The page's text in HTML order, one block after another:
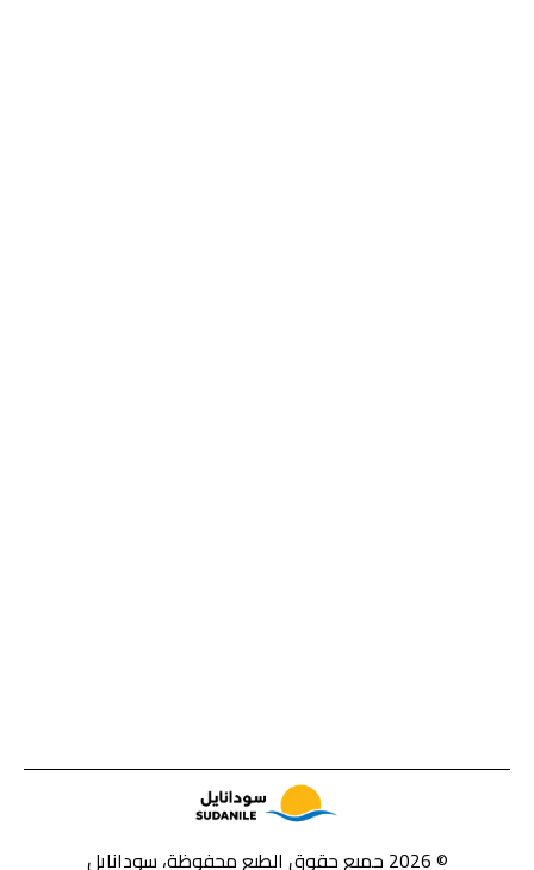
© 2026 جميع حقوق الطبع محفوظة، سودانايل